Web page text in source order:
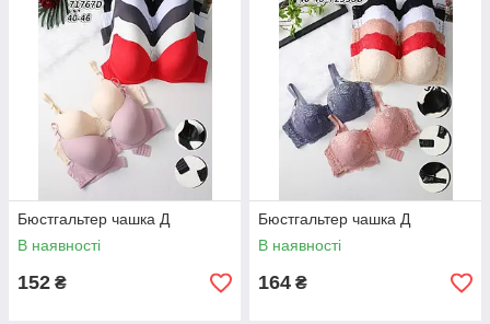
Бюстгальтер чашка Д
В наявності
152 ₴
Бюстгальтер чашка Д
В наявності
164 ₴